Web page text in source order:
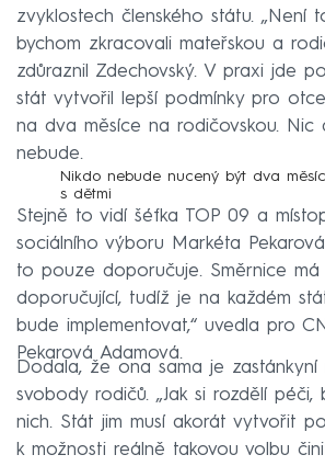
zvyklostech členského státu. „Není
bychom zkracovali mateřskou a
zdůraznil Zdechovský. V praxi jde
stát vytvořil lepší podmínky pro
na dva měsíce na rodičovskou. Nic
nebude.
Nikdo nebude nucený být dva
s dětmi
Stejně to vidí šéfka TOP 09 a
sociálního výboru Markéta
to pouze doporučuje. Směrnice má
doporučující, tudíž je na každém
bude implementovat,“ uvedla pro
Pekarová Adamová.
Dodala, že ona sama je zastánkyní
svobody rodičů. „Jak si rozdělí
nich. Stát jim musí akorát vytvořit
k možnosti reálně takovou volbu